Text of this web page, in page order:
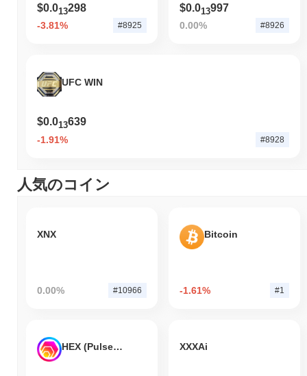
$0.013298
-3.81% #8925
$0.013997
0.00% #8926
UFC WIN
$0.013639
-1.91% #8928
人気のコイン
XNX
0.00% #10966
Bitcoin
-1.61% #1
HEX (Pulsechain) XXXAi